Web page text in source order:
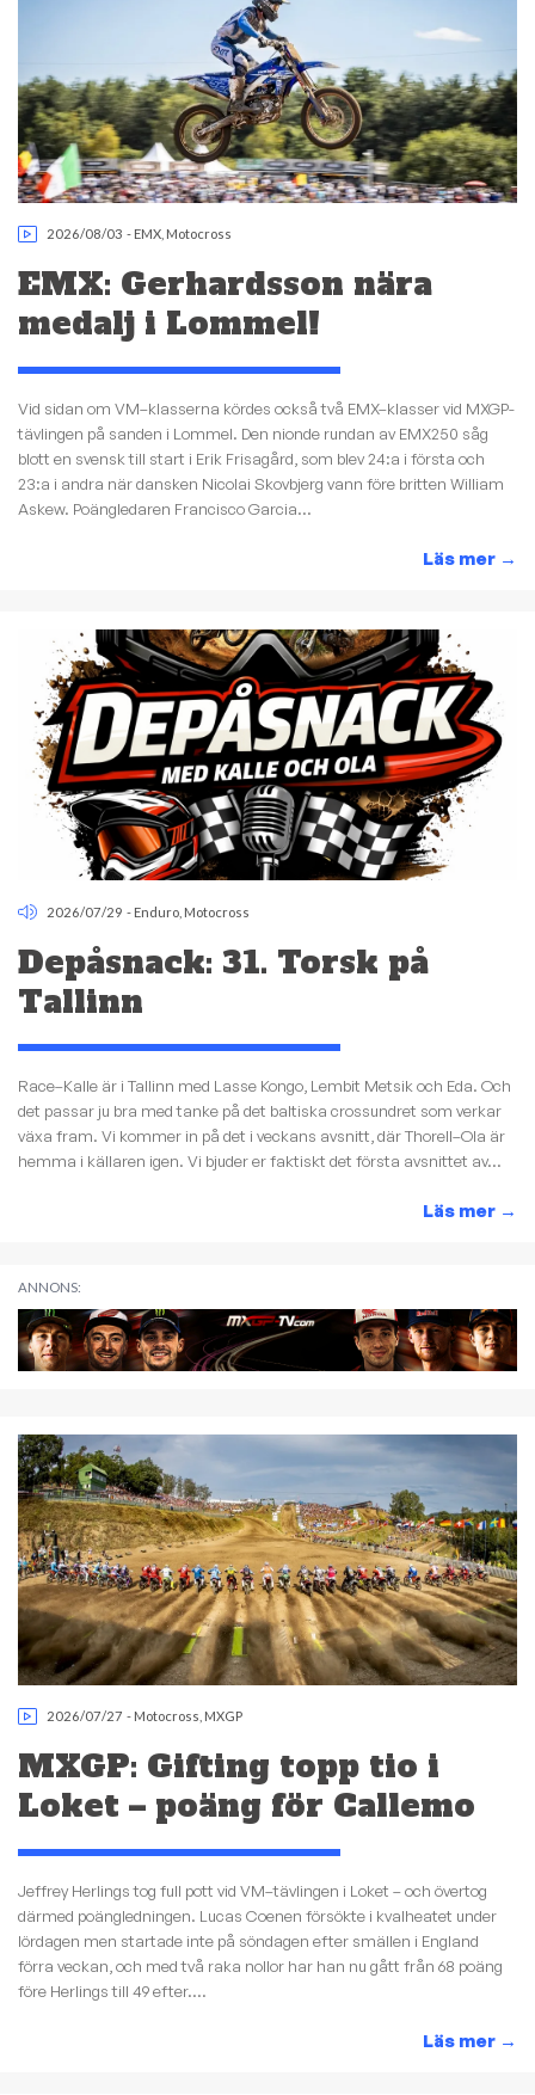
2026/08/03 - EMX Motocross
EMX: Gerhardsson nära
medalj i Lommel!
Vid sidan om VM–klasserna kördes också två EMX–klasser vid MXGP-
tävlingen på sanden i Lommel. Den nionde rundan av EMX250 såg
blott en svensk till start i Erik Frisagård, som blev 24:a i första och
23:a i andra när dansken Nicolai Skovbjerg vann före britten William
Askew. Poängledaren Francisco Garcia...
Läs mer →
2026/07/29 - Enduro Motocross
Depåsnack: 31. Torsk på
Tallinn
Race–Kalle är i Tallinn med Lasse Kongo, Lembit Metsik och Eda. Och
det passar ju bra med tanke på det baltiska crossundret som verkar
växa fram. Vi kommer in på det i veckans avsnitt, där Thorell–Ola är
hemma i källaren igen. Vi bjuder er faktiskt det första avsnittet av...
Läs mer →
ANNONS:
2026/07/27 - Motocross MXGP
MXGP: Gifting topp tio i
Loket – poäng för Callemo
Jeffrey Herlings tog full pott vid VM–tävlingen i Loket – och övertog
därmed poängledningen. Lucas Coenen försökte i kvalheatet under
lördagen men startade inte på söndagen efter smällen i England
förra veckan, och med två raka nollor har han nu gått från 68 poäng
före Herlings till 49 efter....
Läs mer →